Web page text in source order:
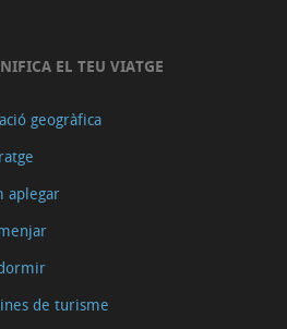
EL TEU VIATGE
geogràfica
aplegar
de turisme